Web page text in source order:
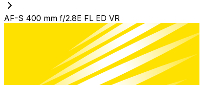
AF-S 400 mm f/2.8E FL ED VR